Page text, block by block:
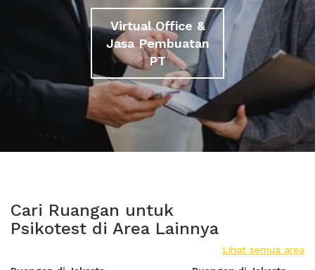
Virtual Office &
Jasa Pembuatan
PT
Cari Ruangan untuk
Psikotest di Area Lainnya
Lihat semua area